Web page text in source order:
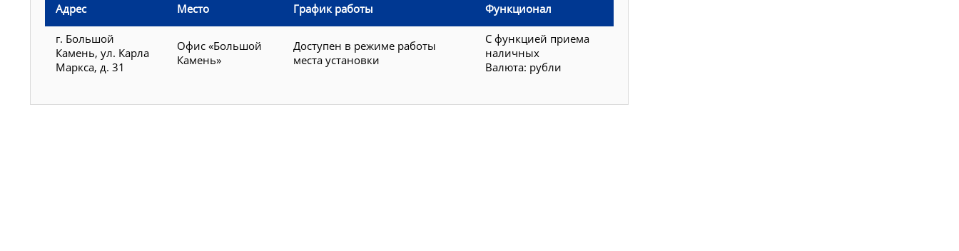
Адрес Место График работы Функционал
г. Большой
Камень, ул. Карла
Маркса, д. 31
Офис «Большой
Камень»
Доступен в режиме работы
места установки
С функцией приема
наличных
Валюта: рубли